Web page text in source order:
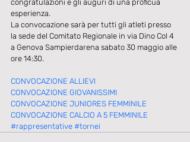
congratulazioni e gli auguri di una proficua
esperienza.
La convocazione sarà per tutti gli atleti presso
la sede del Comitato Regionale in via Dino Col 4
a Genova Sampierdarena sabato 30 maggio alle
ore 14:30.
CONVOCAZIONE ALLIEVI
CONVOCAZIONE GIOVANISSIMI
CONVOCAZIONE JUNIORES FEMMINILE
CONVOCAZIONE CALCIO A 5 FEMMINILE
#rappresentative #tornei